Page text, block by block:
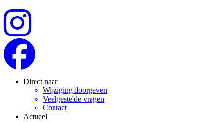
Direct naar
Wijziging doorgeven
Veelgestelde vragen
Contact
Actueel